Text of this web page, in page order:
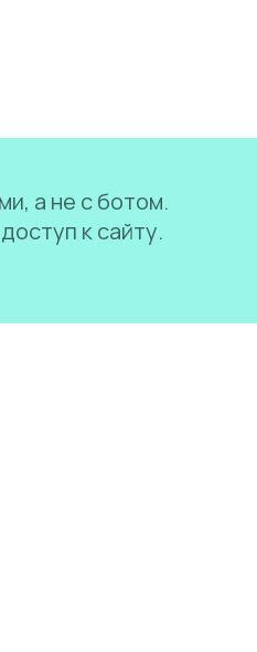
а не с ботом.
к сайту.